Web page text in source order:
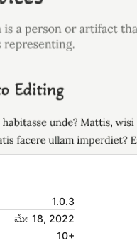
1.0.3
ಮೇ 18, 2022
10+